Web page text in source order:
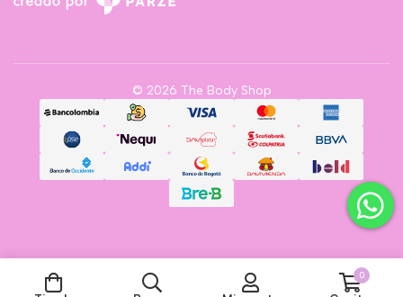
© 2026 The Body Shop
0